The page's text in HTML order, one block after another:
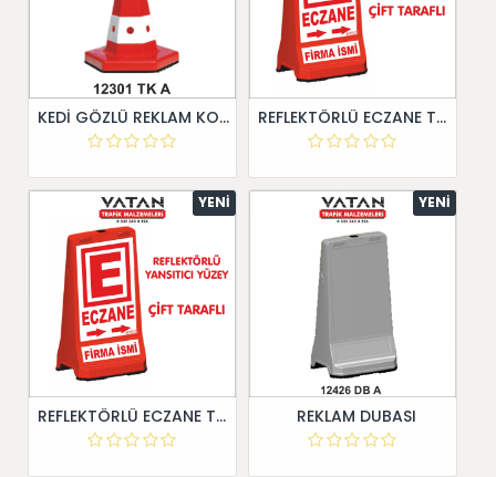
KEDİ GÖZLÜ REKLAM KONİSİ REFLEKTÖRLÜ ECZANE TABELASI
YENI
REFLEKTÖRLÜ ECZANE TABELASI
YENI
REKLAM DUBASI